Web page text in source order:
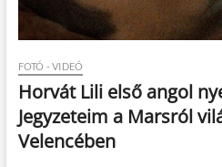
FOTÓ - VIDEÓ
Horvát Lili első angol
Jegyzeteim a Marsról
Velencében